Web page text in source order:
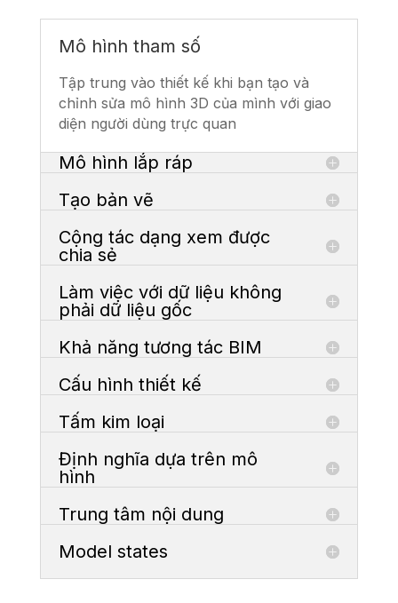
Mô hình tham số
Tập trung vào thiết kế khi bạn tạo và
chỉnh sửa mô hình 3D của mình với giao
diện người dùng trực quan
Mô hình lắp ráp
Tạo bản vẽ
Cộng tác dạng xem được
chia sẻ
Làm việc với dữ liệu không
phải dữ liệu gốc
Khả năng tương tác BIM
Cấu hình thiết kế
Tấm kim loại
Định nghĩa dựa trên mô
hình
Trung tâm nội dung
Model states